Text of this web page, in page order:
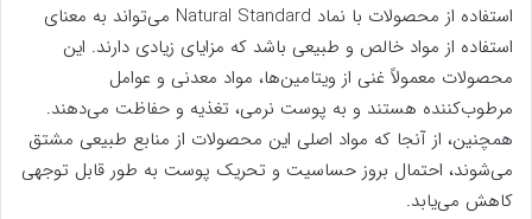
استفاده از محصولات با نماد Natural Standard می‌تواند به معنای
استفاده از مواد خالص و طبیعی باشد که مزایای زیادی دارند. این
محصولات معمولاً غنی از ویتامین‌ها، مواد معدنی و عوامل
مرطوب‌کننده هستند و به پوست نرمی، تغذیه و حفاظت می‌دهند.
همچنین، از آنجا که مواد اصلی این محصولات از منابع طبیعی مشتق
می‌شوند، احتمال بروز حساسیت و تحریک پوست به طور قابل توجهی
کاهش می‌یابد.